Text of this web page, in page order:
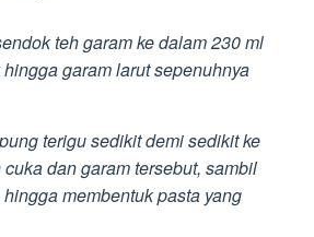
teh garam ke dalam 230 ml
garam larut sepenuhnya
terigu sedikit demi sedikit ke
dan garam tersebut, sambil
membentuk pasta yang